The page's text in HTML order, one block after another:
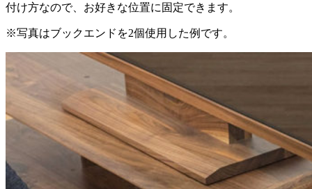
付け方なので、お好きな位置に固定できます。
※写真はブックエンドを2個使用した例です。